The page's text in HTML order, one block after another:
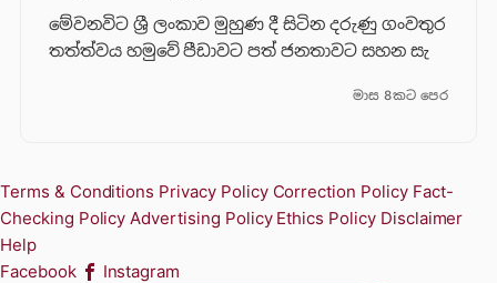
මේවනවිට ශ්‍රී ලංකාව මුහුණ දී සිටින දරුණු ගංවතුර
තත්ත්වය හමුවේ පීඩාවට පත් ජනතාවට සහන සැ
මාස 8කට පෙර
Terms & Conditions Privacy Policy Correction Policy Fact-
Checking Policy Advertising Policy Ethics Policy Disclaimer
Help
Facebook
Instagram